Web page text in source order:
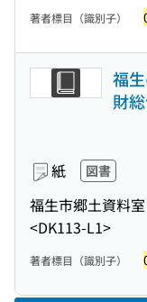
著者標目（識別子）
福
財
紙 図書
福生市郷土資料
<DK113-L1>
著者標目（識別子）